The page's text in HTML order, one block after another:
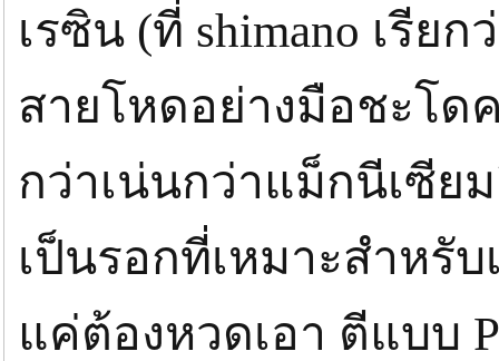
เรซิน (ที่ shimano เรีย
สายโหดอย่างมือชะโด
กว่าเน่นกว่าแม็กนีเซีย
เป็นรอกที่เหมาะสำหรั
แค่ต้องหวดเอา ตีแบบ